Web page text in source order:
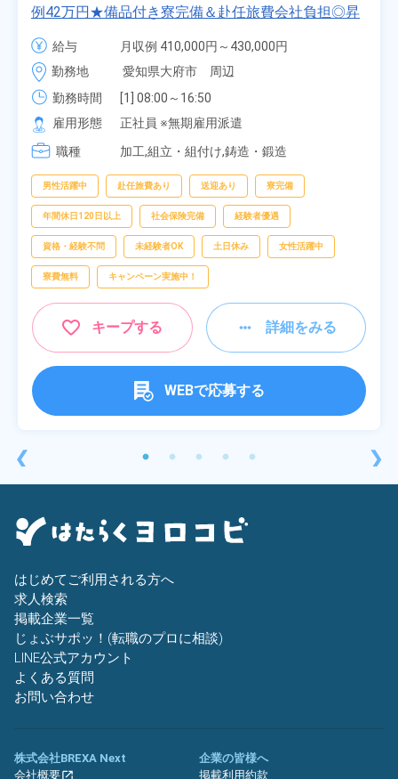
❮
例42万円★備品付き寮完備＆赴任旅費会社負担◎昇
給・業績賞与あり！組立や塗装など自動車製造の各
種作業！《愛知県大府市》
給与
月収例 410,000円～430,000円
月給 277,000円～277,000円
勤務地
愛知県大府市　周辺
勤務時間
[1] 08:00～16:50
[2] 06:25～15:10
[3] 17:05～01:50
雇用形態
正社員 ※無期雇用派遣
職種
加工,組立・組付け,鋳造・鍛造
男性活躍中 赴任旅費あり 送迎あり 寮完備
年間休日120日以上 社会保険完備 経験者優遇
資格・経験不問 未経験者OK 土日休み 女性活躍中
寮費無料 キャンペーン実施中！
キープする 詳細をみる
WEBで応募する
❯
はじめてご利用される方へ
求人検索
掲載企業一覧
じょぶサポッ！(転職のプロに相談)
LINE公式アカウント
よくある質問
お問い合わせ
株式会社BREXA Next
会社概要
企業の皆様へ
掲載利用約款